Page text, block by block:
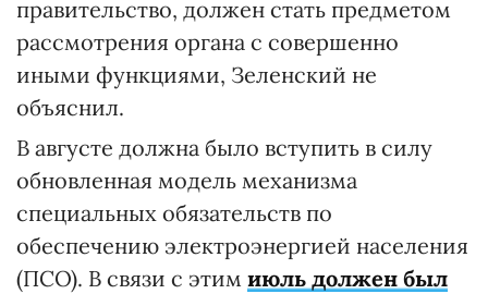
правительство, должен стать предметом
рассмотрения органа с совершенно
иными функциями, Зеленский не
объяснил.
В августе должна было вступить в силу
обновленная модель механизма
специальных обязательств по
обеспечению электроэнергией населения
(ПСО). В связи с этим июль должен был